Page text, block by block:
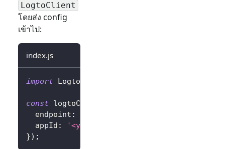
LogtoClient
โดยส่ง config
เข้าไป:
index.js
import LogtoClient
const logtoClient
  endpoint
:
  appId
: '<your-application-id>'
}) ;